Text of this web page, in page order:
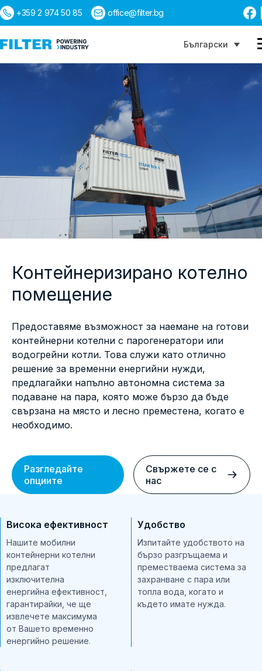
+359 2 974 50 85 office@filter.bg
Български
Контейнеризирано котелно
помещение
Предоставяме възможност за наемане на готови
контейнерни котелни с парогенератори или
водогрейни котли. Това служи като отлично
решение за временни енергийни нужди,
предлагайки напълно автономна система за
подаване на пара, която може бързо да бъде
свързана на място и лесно преместена, когато е
необходимо.
Разгледайте
опциите
Свържете се с
нас
Висока ефективност
Нашите мобилни
контейнерни котелни
предлагат
изключителна
енергийна ефективност,
гарантирайки, че ще
извлечете максимума
от Вашето временно
енергийно решение.
Удобство
Изпитайте удобството на
бързо разгръщаема и
преместваема система за
захранване с пара или
топла вода, когато и
където имате нужда.